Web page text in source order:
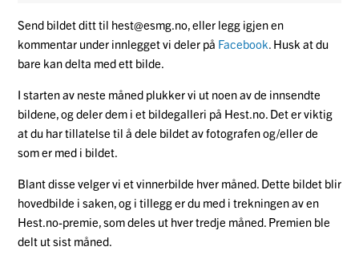
Send bildet ditt til hest@esmg.no, eller legg igjen en
kommentar under innlegget vi deler på Facebook Husk at du
bare kan delta med ett bilde.
I starten av neste måned plukker vi ut noen av de innsendte
bildene, og deler dem i et bildegalleri på Hest.no. Det er viktig
at du har tillatelse til å dele bildet av fotografen og/eller de
som er med i bildet.
Blant disse velger vi et vinnerbilde hver måned. Dette bildet blir
hovedbilde i saken, og i tillegg er du med i trekningen av en
Hest.no-premie, som deles ut hver tredje måned. Premien ble
delt ut sist måned.